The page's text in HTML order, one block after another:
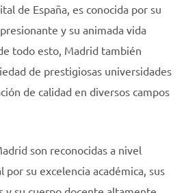
de España, es conocida por su
y su animada vida
todo esto, Madrid también
de prestigiosas universidades
de calidad en diversos campos
son reconocidas a nivel
por su excelencia académica, sus